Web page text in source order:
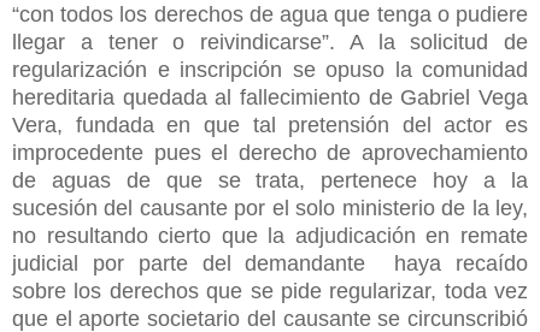
“con todos los derechos de agua que tenga o pudiere
llegar a tener o reivindicarse”. A la solicitud de
regularización e inscripción se opuso la comunidad
hereditaria quedada al fallecimiento de Gabriel Vega
Vera, fundada en que tal pretensión del actor es
improcedente pues el derecho de aprovechamiento
de aguas de que se trata, pertenece hoy a la
sucesión del causante por el solo ministerio de la ley,
no resultando cierto que la adjudicación en remate
judicial por parte del demandante haya recaído
sobre los derechos que se pide regularizar, toda vez
que el aporte societario del causante se circunscribió